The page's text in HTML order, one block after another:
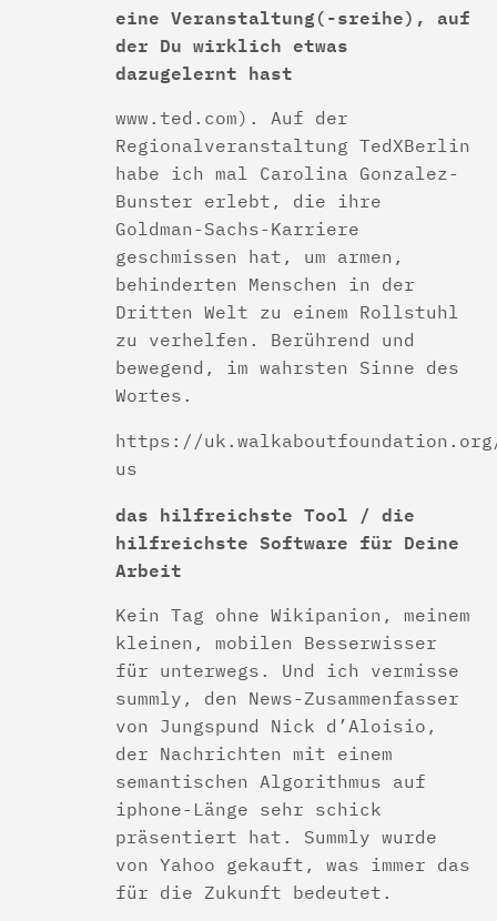
eine Veranstaltung(-sreihe), auf
der Du wirklich etwas
dazugelernt hast
www.ted.com). Auf der
Regionalveranstaltung TedXBerlin
habe ich mal Carolina Gonzalez-
Bunster erlebt, die ihre
Goldman-Sachs-Karriere
geschmissen hat, um armen,
behinderten Menschen in der
Dritten Welt zu einem Rollstuhl
zu verhelfen. Berührend und
bewegend, im wahrsten Sinne des
Wortes.
https://
us
das hilfreichste Tool / die
hilfreichste Software für Deine
Arbeit
Kein Tag ohne Wikipanion, meinem
kleinen, mobilen Besserwisser
für unterwegs. Und ich vermisse
summly, den News-Zusammenfasser
von Jungspund Nick d’Aloisio,
der Nachrichten mit einem
semantischen Algorithmus auf
iphone-Länge sehr schick
präsentiert hat. Summly wurde
von Yahoo gekauft, was immer das
für die Zukunft bedeutet.